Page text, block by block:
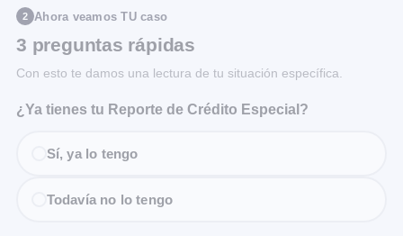
2 Ahora veamos TU caso
3 preguntas rápidas
Con esto te damos una lectura de tu situación específica.
¿Ya tienes tu Reporte de Crédito Especial?
Sí, ya lo tengo
Todavía no lo tengo